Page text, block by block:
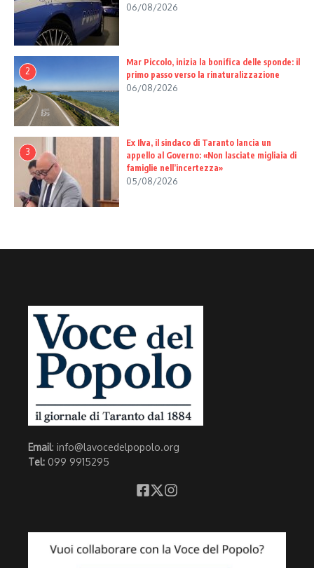
06/08/2026
2
Mar Piccolo, inizia la bonifica delle sponde: il
primo passo verso la rinaturalizzazione
06/08/2026
3
Ex Ilva, il sindaco di Taranto lancia un
appello al Governo: «Non lasciate migliaia di
famiglie nell’incertezza»
05/08/2026
Email: info@lavocedelpopolo.org
Tel: 099 9915295